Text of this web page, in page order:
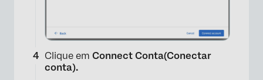
Clique em Connect Conta(Conectar
conta).